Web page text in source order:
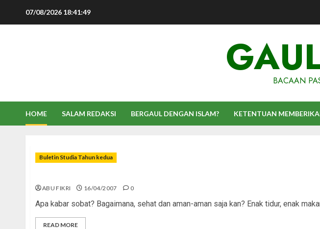
07/08/2026 18:41:49
BACAAN
HOME SALAM REDAKSI BERGAUL DENGAN ISLAM? KETENTUAN
Buletin Studia Tahun kedua
ABU FIKRI 16/04/2007 0
Apa kabar sobat? Bagaimana, sehat dan aman-aman saja kan? Enak tidur, enak
READ MORE